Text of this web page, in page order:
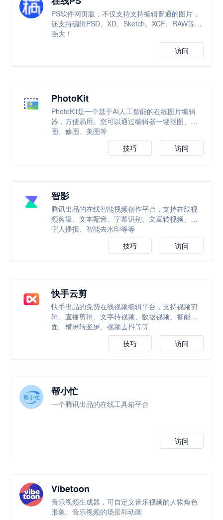
PS软件网页版，不仅支持支持编辑普通的图片，
还支持编辑PSD、XD、Sketch、XCF、RAW等，
强大！
访问
PhotoKit
PhotoKit是一个基于AI人工智能的在线图片编辑
器，方便易用。您可以通过编辑器一键抠图、改
图、修图、美图等
访问
技巧
智影
腾讯出品的在线智能视频创作平台，支持在线视
频剪辑、文本配音、字幕识别、文章转视频、数
字人播报、智能去水印等等
访问
技巧
快手云剪
快手出品的免费在线视频编辑平台，支持视频剪
辑、直播剪辑、文字转视频、数据视频、智能封
面、横屏转竖屏、视频去抖等等
访问
技巧
帮小忙
一个腾讯出品的在线工具箱平台
访问
Vibetoon
音乐视频生成器，可自定义音乐视频的人物角色
形象、音乐视频的场景和动画